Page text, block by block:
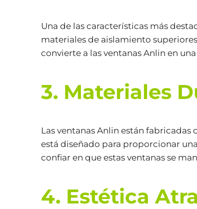
Una de las características más
materiales de aislamiento
convierte a las ventanas Anlin en
3. Materiales
Las ventanas Anlin están
está diseñado para proporcionar
confiar en que estas ventanas se
4. Estética